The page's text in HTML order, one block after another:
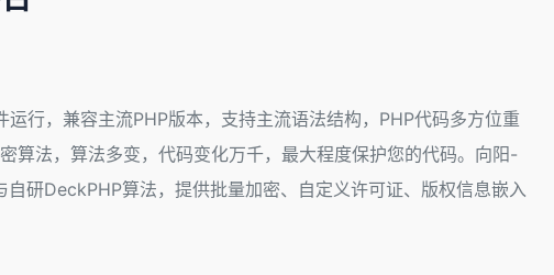
行，兼容主流PHP版本，支持主流语法结构，PHP代码多方位重
算法，算法多变，代码变化万千，最大程度保护您的代码。向阳-
研DeckPHP算法，提供批量加密、自定义许可证、版权信息嵌入